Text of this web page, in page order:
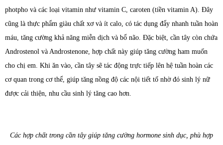
photpho và các loại vitamin như vitamin C, caroten (tiền vitamin A). Đây
cũng là thực phẩm giàu chất xơ và ít calo, có tác dụng đẩy nhanh tuần hoàn
máu, tăng cường khả năng miễn dịch và bổ não. Đặc biệt, cần tây còn chứa
Androstenol và Androstenone, hợp chất này giúp tăng cường ham muốn
cho chị em. Khi ăn vào, cần tây sẽ tác động trực tiếp lên hệ tuần hoàn các
cơ quan trong cơ thể, giúp tăng nồng độ các nội tiết tố nhờ đó sinh lý nữ
được cải thiện, nhu cầu sinh lý tăng cao hơn.
Các hợp chất trong cần tây giúp tăng cường hormone sinh dục, phù hợp